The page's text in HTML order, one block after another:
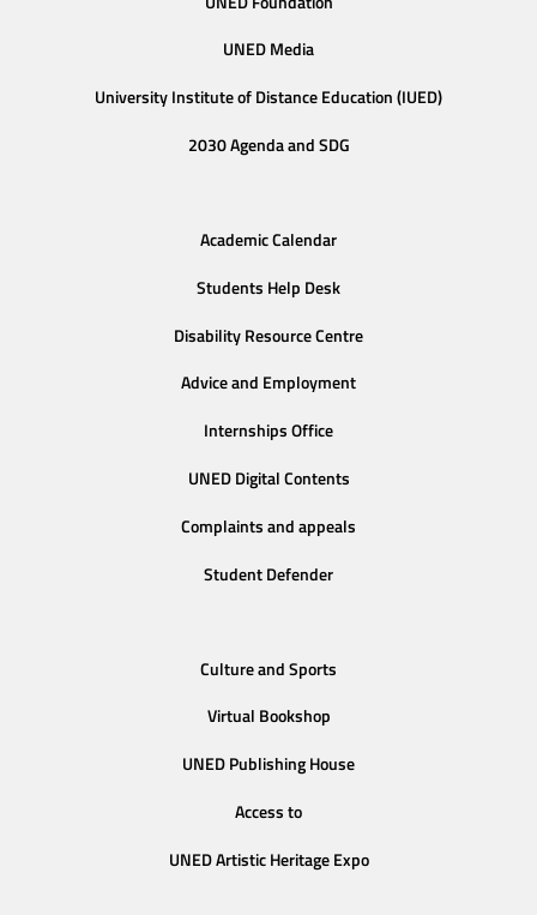
UNED Media
University Institute of Distance Education (IUED)
2030 Agenda and SDG
Academic Calendar
Students Help Desk
Disability Resource Centre
Advice and Employment
Internships Office
UNED Digital Contents
Complaints and appeals
Student Defender
Culture and Sports
Virtual Bookshop
UNED Publishing House
Access to
UNED Artistic Heritage Expo